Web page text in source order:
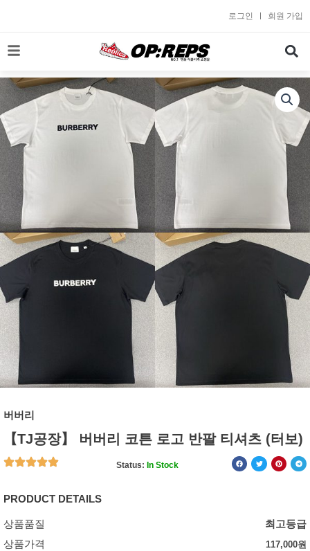
로
뛰
기
로그인 회원 가입
버버리
【TJ공장】 버버리 코튼 로고 반팔 티셔츠 (터보)
Status: In Stock
PRODUCT DETAILS
상품품질
최고등급
상품가격
117,000원